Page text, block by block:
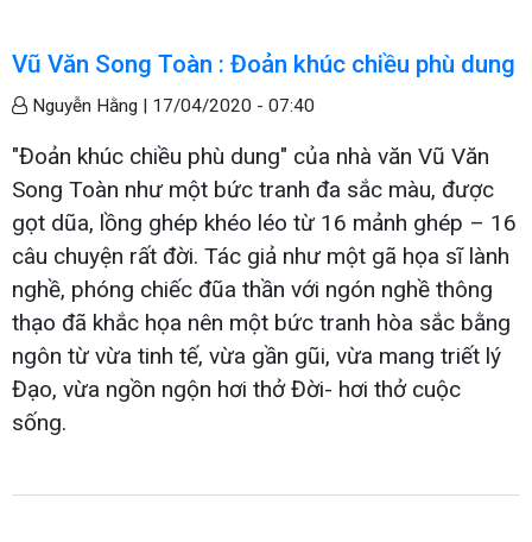
Vũ Văn Song Toàn : Đoản khúc chiều phù dung
Nguyễn Hằng | 17/04/2020 - 07:40
"Đoản khúc chiều phù dung" của nhà văn Vũ Văn
Song Toàn như một bức tranh đa sắc màu, được
gọt dũa, lồng ghép khéo léo từ 16 mảnh ghép – 16
câu chuyện rất đời. Tác giả như một gã họa sĩ lành
nghề, phóng chiếc đũa thần với ngón nghề thông
thạo đã khắc họa nên một bức tranh hòa sắc bằng
ngôn từ vừa tinh tế, vừa gần gũi, vừa mang triết lý
Đạo, vừa ngồn ngộn hơi thở Đời- hơi thở cuộc
sống.